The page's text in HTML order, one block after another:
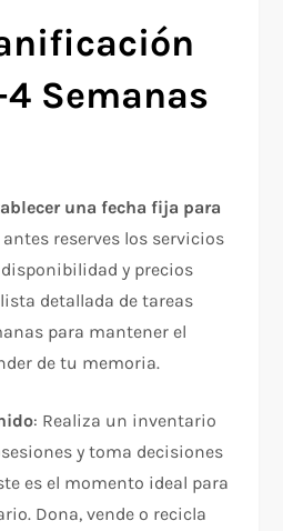
Semanas
una fecha fija para
reserves los servicios
y precios
detallada de tareas
para mantener el
de tu memoria.​
: Realiza un inventario
y toma decisiones
es el momento ideal para
Dona, vende o recicla